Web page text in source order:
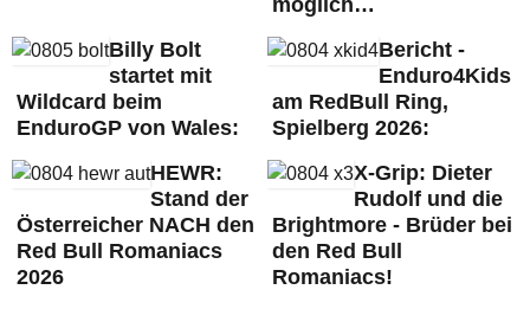
möglich…
Billy Bolt
startet mit
Wildcard beim
EnduroGP von Wales:
Bericht -
Enduro4Kids
am RedBull Ring,
Spielberg 2026:
HEWR:
Stand der
Österreicher NACH den
Red Bull Romaniacs
2026
X-Grip: Dieter
Rudolf und die
Brightmore - Brüder bei
den Red Bull
Romaniacs!